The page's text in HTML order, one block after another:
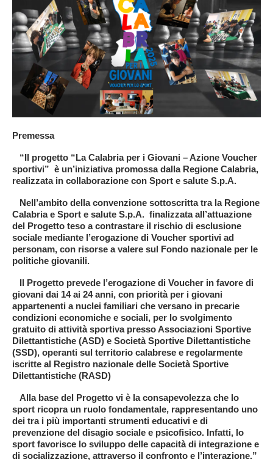
Premessa
“Il progetto “La Calabria per i Giovani – Azione Voucher
sportivi” è un’iniziativa promossa dalla Regione Calabria,
realizzata in collaborazione con Sport e salute S.p.A.
Nell’ambito della convenzione sottoscritta tra la Regione
Calabria e Sport e salute S.p.A. finalizzata all’attuazione
del Progetto teso a contrastare il rischio di esclusione
sociale mediante l’erogazione di Voucher sportivi ad
personam, con risorse a valere sul Fondo nazionale per le
politiche giovanili.
Il Progetto prevede l’erogazione di Voucher in favore di
giovani dai 14 ai 24 anni, con priorità per i giovani
appartenenti a nuclei familiari che versano in precarie
condizioni economiche e sociali, per lo svolgimento
gratuito di attività sportiva presso Associazioni Sportive
Dilettantistiche (ASD) e Società Sportive Dilettantistiche
(SSD), operanti sul territorio calabrese e regolarmente
iscritte al Registro nazionale delle Società Sportive
Dilettantistiche (RASD)
Alla base del Progetto vi è la consapevolezza che lo
sport ricopra un ruolo fondamentale, rappresentando uno
dei tra i più importanti strumenti educativi e di
prevenzione del disagio sociale e psicofisico. Infatti, lo
sport favorisce lo sviluppo delle capacità di integrazione e
di socializzazione, attraverso il confronto e l’interazione.”